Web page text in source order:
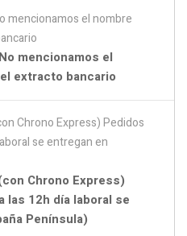
mencionamos el
extracto bancario
Chrono Express)
las 12h día laboral se
Península)